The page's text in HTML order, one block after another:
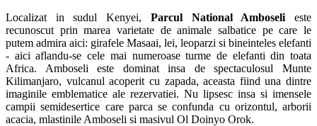
Localizat in sudul Kenyei, Parcul National Amboseli este
recunoscut prin marea varietate de animale salbatice pe care le
putem admira aici: girafele Masaai, lei, leoparzi si bineinteles elefanti
- aici aflandu-se cele mai numeroase turme de elefanti din toata
Africa. Amboseli este dominat insa de spectaculosul Munte
Kilimanjaro, vulcanul acoperit cu zapada, aceasta fiind una dintre
imaginile emblematice ale rezervatiei. Nu lipsesc insa si imensele
campii semidesertice care parca se confunda cu orizontul, arborii
acacia, mlastinile Amboseli si masivul Ol Doinyo Orok.